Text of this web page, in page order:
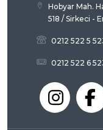
Hobyar Mah.
518 / Sirkeci -
0212 522 5
0212 522 6